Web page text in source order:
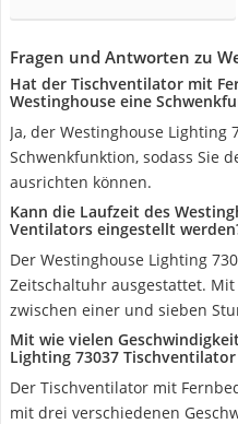
Fragen und Antworten zu
Hat der Tischventilator mit
Westinghouse eine
Ja, der Westinghouse Lighting
Schwenkfunktion, sodass Sie
ausrichten können.
Kann die Laufzeit des
Ventilators eingestellt
Der Westinghouse Lighting
Zeitschaltuhr ausgestattet.
zwischen einer und sieben
Mit wie vielen
Lighting 73037
Der Tischventilator mit
mit drei verschiedenen